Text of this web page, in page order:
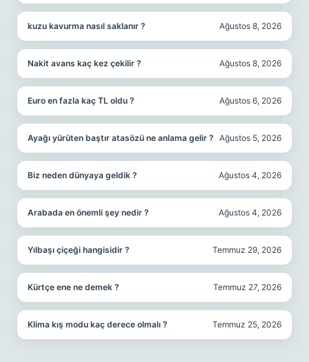
kuzu kavurma nasıl saklanır ? Ağustos 8, 2026
Nakit avans kaç kez çekilir ? Ağustos 8, 2026
Euro en fazla kaç TL oldu ? Ağustos 6, 2026
Ayağı yürüten baştır atasözü ne anlama gelir ? Ağustos 5, 2026
Biz neden dünyaya geldik ? Ağustos 4, 2026
Arabada en önemli şey nedir ? Ağustos 4, 2026
Yılbaşı çiçeği hangisidir ? Temmuz 29, 2026
Kürtçe ene ne demek ? Temmuz 27, 2026
Klima kış modu kaç derece olmalı ? Temmuz 25, 2026